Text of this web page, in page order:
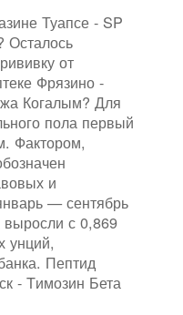
Туапсе - SP
Осталось
от
Фрязино -
Когалым? Для
пола первый
Фактором,
и
— сентябрь
выросли с 0,869
унций,
Пептид
- Tимозин Бета